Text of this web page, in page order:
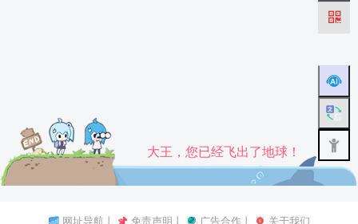
大王，您已经飞出了地球！
网址导航 丨 免责声明 丨 广告合作丨 关于我们